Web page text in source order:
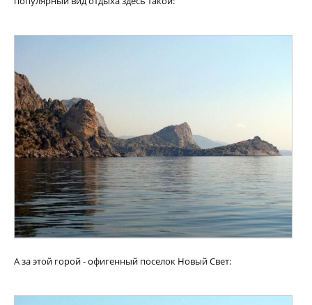
А за этой горой - офигенный поселок Новый Свет: